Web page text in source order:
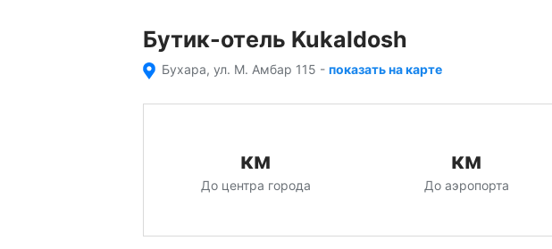
Бутик-отель Kukaldosh
Бухара, ул. М. Амбар 115 - показать на карте
км
До центра города
км
До аэропорта